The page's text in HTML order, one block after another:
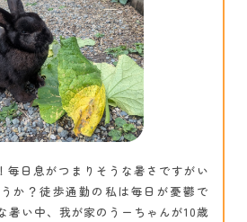
毎日息がつまりそうな暑さですがい
か？徒歩通勤の私は毎日が憂鬱で
暑い中、我が家のうーちゃんが10歳